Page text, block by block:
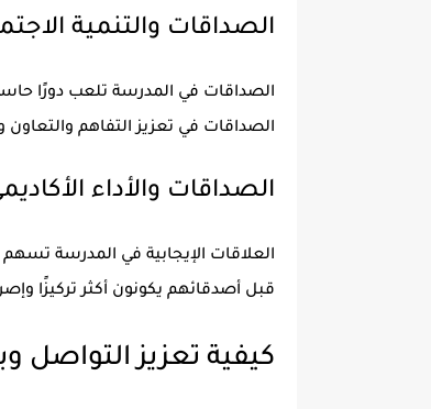
الصداقات والتنمية
الصداقات في المدرسة تلعب دورًا
الصداقات في تعزيز التفاهم
الصداقات والأداء
العلاقات الإيجابية في المدرسة
قبل أصدقائهم يكونون أكثر تركيزًا
كيفية تعزيز التواصل